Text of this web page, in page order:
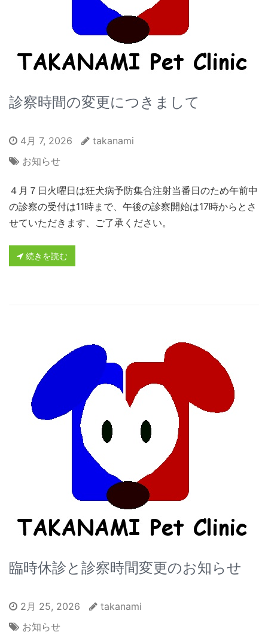
診察時間の変更につきまして
4月 7, 2026
takanami
お知らせ
４月７日火曜日は狂犬病予防集合注射当番日のため午前中
の診察の受付は11時まで、午後の診察開始は17時からとさ
せていただきます、ご了承ください。
続きを読む
臨時休診と診察時間変更のお知らせ
2月 25, 2026
takanami
お知らせ